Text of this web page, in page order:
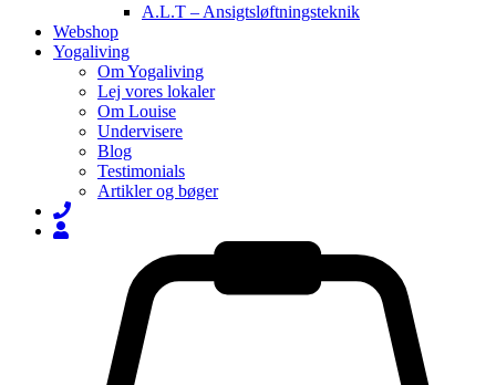
A.L.T – Ansigtsløftningsteknik
Webshop
Yogaliving
Om Yogaliving
Lej vores lokaler
Om Louise
Undervisere
Blog
Testimonials
Artikler og bøger